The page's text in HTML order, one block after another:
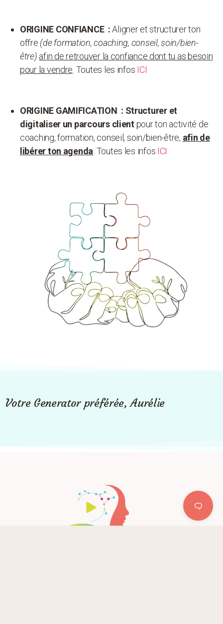
ORIGINE CONFIANCE :Aligner et structurer ton
offre (de formation, coaching, conseil, soin/bien-
être) afin de retrouver la confiance dont tu as besoin
pour la vendre . Toutes les infos ICI
ORIGINE GAMIFICATION : Structurer et
digitaliser un parcours clientpour ton activité de
coaching, formation, conseil, soin/bien-être, afin de
libérer ton agenda . Toutes les infos ICI
Votre Generator préférée, Aurélie